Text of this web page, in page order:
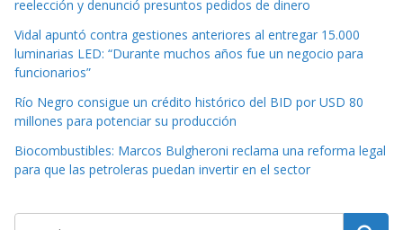
reelección y denunció presuntos pedidos de dinero
Vidal apuntó contra gestiones anteriores al entregar 15.000
luminarias LED: “Durante muchos años fue un negocio para
funcionarios”
Río Negro consigue un crédito histórico del BID por USD 80
millones para potenciar su producción
Biocombustibles: Marcos Bulgheroni reclama una reforma legal
para que las petroleras puedan invertir en el sector